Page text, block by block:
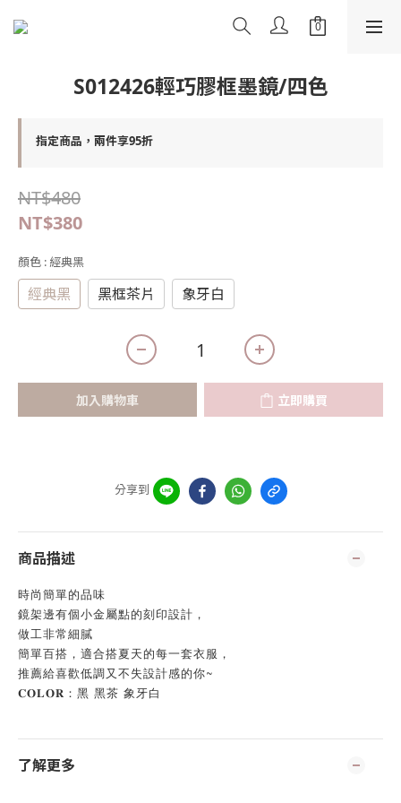
S012426輕巧膠框墨鏡/四色
指定商品，兩件享95折
NT$480
NT$380
顏色 : 經典黑
經典黑 黑框茶片 象牙白
加入購物車 立即購買
分享到
商品描述
時尚簡單的品味
鏡架邊有個小金屬點的刻印設計，
做工非常細膩
簡單百搭，適合搭夏天的每一套衣服，
推薦給喜歡低調又不失設計感的你~
𝐂𝐎𝐋𝐎𝐑：黑 黑茶 象牙白
了解更多